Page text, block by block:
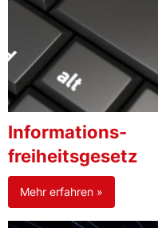
Informations-
freiheitsgesetz
Mehr erfahren »